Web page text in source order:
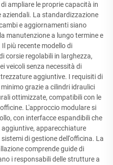
ampliare le proprie capacità in
aziendali. La standardizzazione
e aggiornamenti siano
manutenzione a lungo termine e
più recente modello di
corsie regolabili in larghezza,
veicoli senza necessità di
aggiuntive. I requisiti di
grazie a cilindri idraulici
ottimizzate, compatibili con le
L'approccio modulare si
con interfacce espandibili che
apparecchiature
di gestione dell'officina. La
comprende guide di
i responsabili delle strutture a